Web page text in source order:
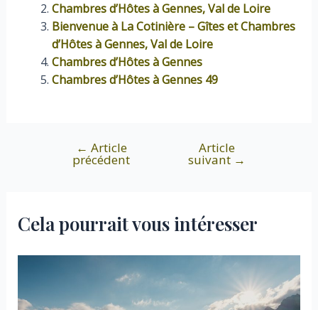
Chambres d’Hôtes à Gennes, Val de Loire
Bienvenue à La Cotinière – Gîtes et Chambres
d’Hôtes à Gennes, Val de Loire
Chambres d’Hôtes à Gennes
Chambres d’Hôtes à Gennes 49
Navigation
← Article
précédent
Article
suivant →
Cela pourrait vous intéresser